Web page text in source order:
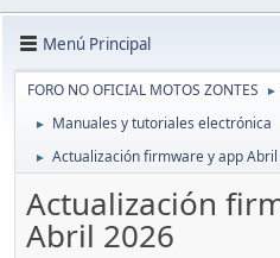
Menú Principal
FORO NO OFICIAL MOTOS ZONTES ►
► Manuales y tutoriales electrónica
► Actualización firmware y app
Actualización
Abril 2026